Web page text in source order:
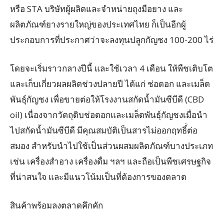
หรือ STA บริษัทผู้ผลิตและจำหน่ายถุงมือยาง และ
ผลิตภัณฑ์ยางรายใหญ่ของประเทศไทย ก็เป็นอีกผู้
ประกอบการที่ประกาศว่าจะลงทุนปลูกกัญชง 100-200 ไร่
โดยจะเริ่มราวกลางปีนี้ และใช้เวลา 4 เดือน ให้พืชเติบโต
และเก็บเกี่ยวผลผลิตช่วงปลายปี ได้แก่ ช่อดอก และเมล็ด
พันธุ์กัญชง เพื่อขายต่อให้โรงงานสกัดน้ำมันซีบีดี (CBD
oil) เนื่องจากวัตถุดิบช่อดอกและเมล็ดพันธุ์กัญชงเมื่อนำ
ไปสกัดน้ำมันซีบีดี มีคุณสมบัติเป็นสารไม่ออกฤทธิ์่ต่อ
สมอง สำหรับนำไปใช้เป็นส่วนผสมผลิตภัณฑ์บางประเภท
เช่น เครื่องสำอาง เครื่องดื่ม ฯลฯ และถือเป็นพืชเศรษฐกิจ
ที่น่าสนใจ และมีแนวโน้มเป็นที่ต้องการของตลาด
สินค้าพร้อมลงตลาดคึกคัก